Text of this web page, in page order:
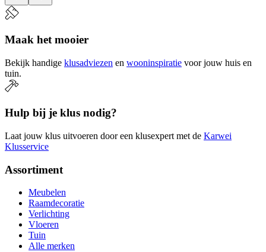
Maak het mooier
Bekijk handige klusadviezen en wooninspiratie voor jouw huis en
tuin.
Hulp bij je klus nodig?
Laat jouw klus uitvoeren door een klusexpert met de Karwei
Klusservice
Assortiment
Meubelen
Raamdecoratie
Verlichting
Vloeren
Tuin
Alle merken